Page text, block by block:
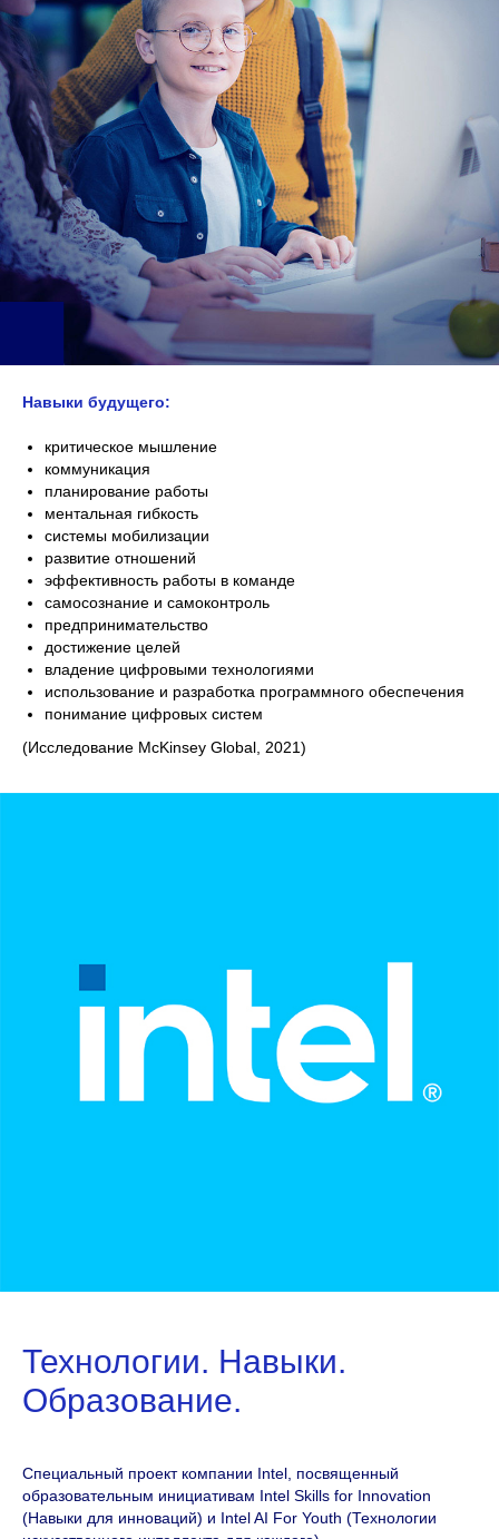
Навыки будущего:
критическое мышление
коммуникация
планирование работы
ментальная гибкость
системы мобилизации
развитие отношений
эффективность работы в команде
самосознание и самоконтроль
предпринимательство
достижение целей
владение цифровыми технологиями
использование и разработка программного обеспечения
понимание цифровых систем
(Исследование McKinsey Global, 2021)
Технологии. Навыки.
Образование.
Специальный проект компании Intel, посвященный
образовательным инициативам Intel Skills for Innovation
(Навыки для инноваций) и Intel AI For Youth (Технологии